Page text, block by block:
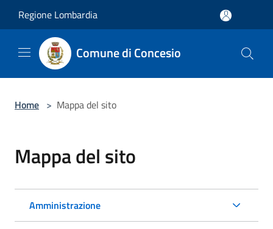
Regione Lombardia
Comune di Concesio
Home > Mappa del sito
Mappa del sito
Amministrazione